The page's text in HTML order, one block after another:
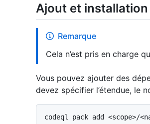
Ajout et
Remarque
Cela n’est pris en charge
Vous pouvez ajouter des
devez spécifier l’étendue, le